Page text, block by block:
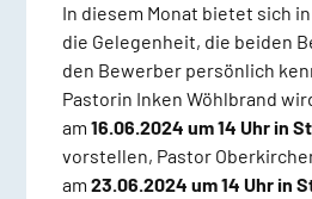
In diesem Monat bietet sich
die Gelegenheit, die beiden
den Bewerber persönlich
Pastorin Inken Wöhlbrand
am 16.06.2024 um 14 Uhr in
vorstellen, Pastor
am 23.06.2024 um 14 Uhr in